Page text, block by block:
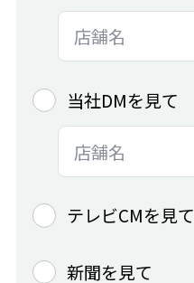
当社DMを見て
テレビCMを見て
新聞を見て